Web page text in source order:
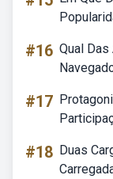
#16 Qual
#17
#18 Duas